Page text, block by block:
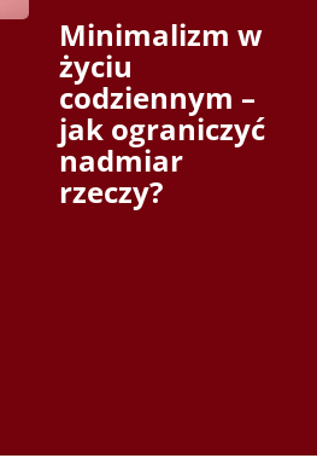
Minimalizm w
życiu
codziennym –
jak ograniczyć
nadmiar
rzeczy?